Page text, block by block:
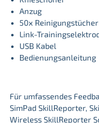
Anzug
50x Reinigungstücher
Link-
USB Kabel
Bedienungsanleitung
Für umfassendes
SimPad SkillReporter,
Wireless SkillReporter